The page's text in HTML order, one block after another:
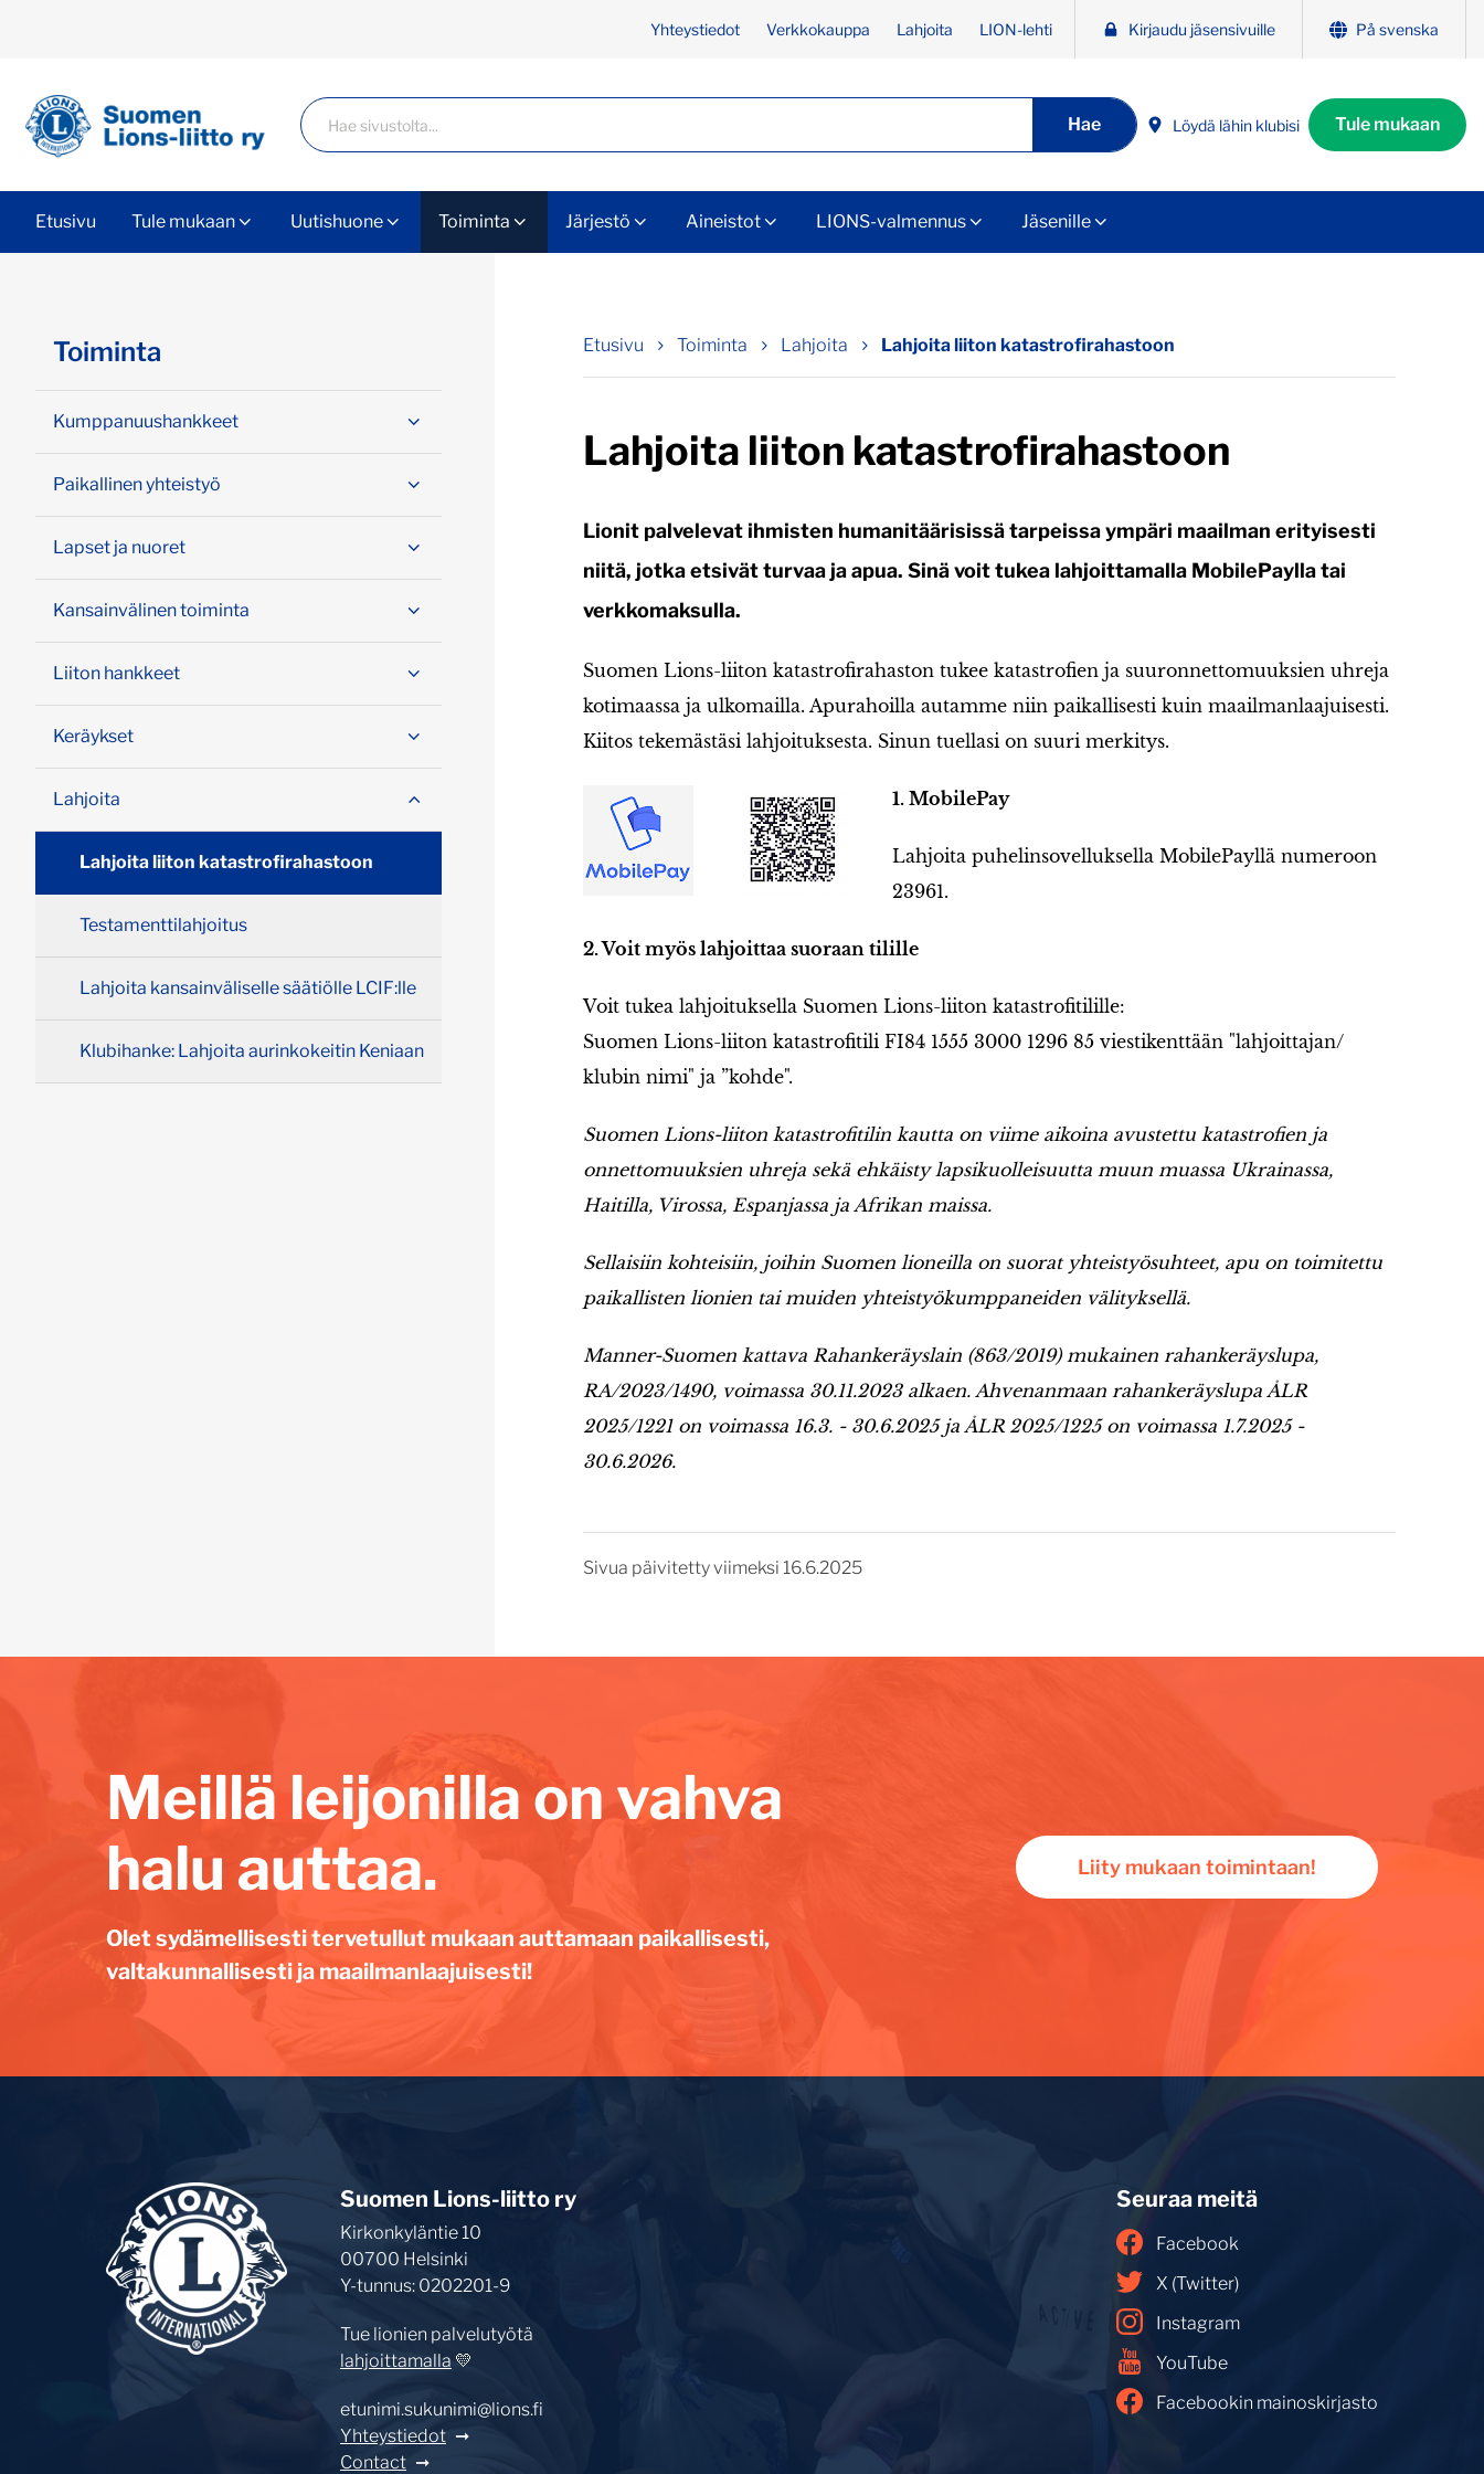
Yhteystiedot Verkkokauppa Lahjoita LION-lehti Kirjaudu jäsensivuille På svenska
Haku
Hae Löydä lähin klubisi Tule mukaan
Etusivu Tule mukaan Uutishuone Toiminta Järjestö Aineistot LIONS-valmennus Jäsenille
Etusivu Toiminta Lahjoita Lahjoita liiton katastrofirahastoon
Lahjoita liiton katastrofirahastoon
Lionit palvelevat ihmisten humanitäärisissä tarpeissa ympäri maailman erityisesti
niitä, jotka etsivät turvaa ja apua. Sinä voit tukea lahjoittamalla MobilePaylla tai
verkkomaksulla.
Suomen Lions-liiton katastrofirahaston tukee katastrofien ja suuronnettomuuksien uhreja
kotimaassa ja ulkomailla. Apurahoilla autamme niin paikallisesti kuin maailmanlaajuisesti.
Kiitos tekemästäsi lahjoituksesta. Sinun tuellasi on suuri merkitys.
1. MobilePay
Lahjoita puhelinsovelluksella MobilePayllä numeroon
23961.
2. Voit myös lahjoittaa suoraan tilille
Voit tukea lahjoituksella Suomen Lions-liiton katastrofitilille:
Suomen Lions-liiton katastrofitili FI84 1555 3000 1296 85 viestikenttään "lahjoittajan/
klubin nimi" ja ”kohde".
Suomen Lions-liiton katastrofitilin kautta on viime aikoina avustettu katastrofien ja
onnettomuuksien uhreja sekä ehkäisty lapsikuolleisuutta muun muassa Ukrainassa,
Haitilla, Virossa, Espanjassa ja Afrikan maissa.
Sellaisiin kohteisiin, joihin Suomen lioneilla on suorat yhteistyösuhteet, apu on toimitettu
paikallisten lionien tai muiden yhteistyökumppaneiden välityksellä.
Manner-Suomen kattava Rahankeräyslain (863/2019) mukainen rahankeräyslupa,
RA/2023/1490, voimassa 30.11.2023 alkaen. Ahvenanmaan rahankeräyslupa ÅLR
2025/1221 on voimassa 16.3. - 30.6.2025 ja ÅLR 2025/1225 on voimassa 1.7.2025 -
30.6.2026.
Sivua päivitetty viimeksi 16.6.2025
Ohita valikko
Toiminta
Kumppanuushankkeet
Paikallinen yhteistyö
Lapset ja nuoret
Kansainvälinen toiminta
Liiton hankkeet
Keräykset
Lahjoita
Lahjoita liiton katastrofirahastoon
Testamenttilahjoitus
Lahjoita kansainväliselle säätiölle LCIF:lle
Klubihanke: Lahjoita aurinkokeitin Keniaan
Meillä leijonilla on vahva
halu auttaa.
Olet sydämellisesti tervetullut mukaan auttamaan paikallisesti,
valtakunnallisesti ja maailmanlaajuisesti!
Liity mukaan toimintaan!
Suomen Lions-liitto ry
Kirkonkyläntie 10
00700 Helsinki
Y-tunnus: 0202201-9
Tue lionien palvelutyötä
lahjoittamalla 💛
etunimi.sukunimi@lions.fi
Yhteystiedot
Contact
Seuraa meitä
Facebook
X (Twitter)
Instagram
YouTube
Facebookin mainoskirjasto